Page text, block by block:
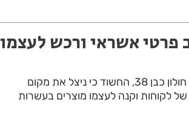
פרטי אשראי ורכש לעצמו
בית המשפט האריך את מעצרו של תושב חולון כבן 38, החשוד כי ניצל את מקום
לקוחות וקנה לעצמו מוצרים בעשרות